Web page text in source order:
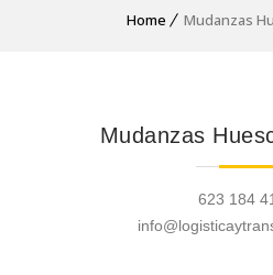
Home Mudanzas
Mudanzas
623 184